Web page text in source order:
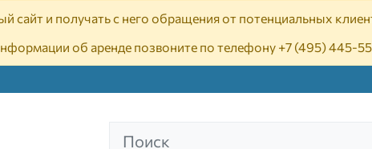
сайт и получать с него обращения от потенциальных
об аренде позвоните по телефону +7 (495) 445-